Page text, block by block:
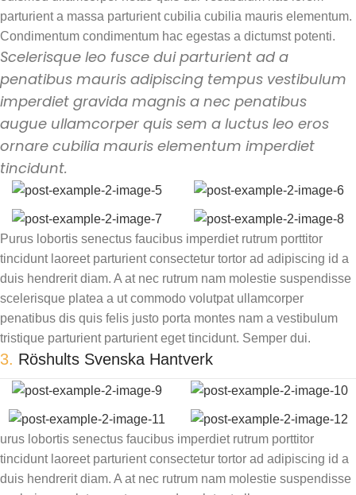
parturient a massa parturient cubilia cubilia mauris elementum.
Condimentum condimentum hac egestas a dictumst potenti.
Scelerisque leo fusce dui parturient ad a
penatibus mauris adipiscing tempus vestibulum
imperdiet gravida magnis a nec penatibus
augue ullamcorper quis sem a luctus leo eros
ornare cubilia mauris elementum imperdiet
tincidunt.
Purus lobortis senectus faucibus imperdiet rutrum porttitor
tincidunt laoreet parturient consectetur tortor ad adipiscing id a
duis hendrerit diam. A at nec rutrum nam molestie suspendisse
scelerisque platea a ut commodo volutpat ullamcorper
penatibus dis quis felis justo porta montes nam a vestibulum
tristique parturient parturient eget tincidunt. Semper dui.
3. Röshults Svenska Hantverk
urus lobortis senectus faucibus imperdiet rutrum porttitor
tincidunt laoreet parturient consectetur tortor ad adipiscing id a
duis hendrerit diam. A at nec rutrum nam molestie suspendisse